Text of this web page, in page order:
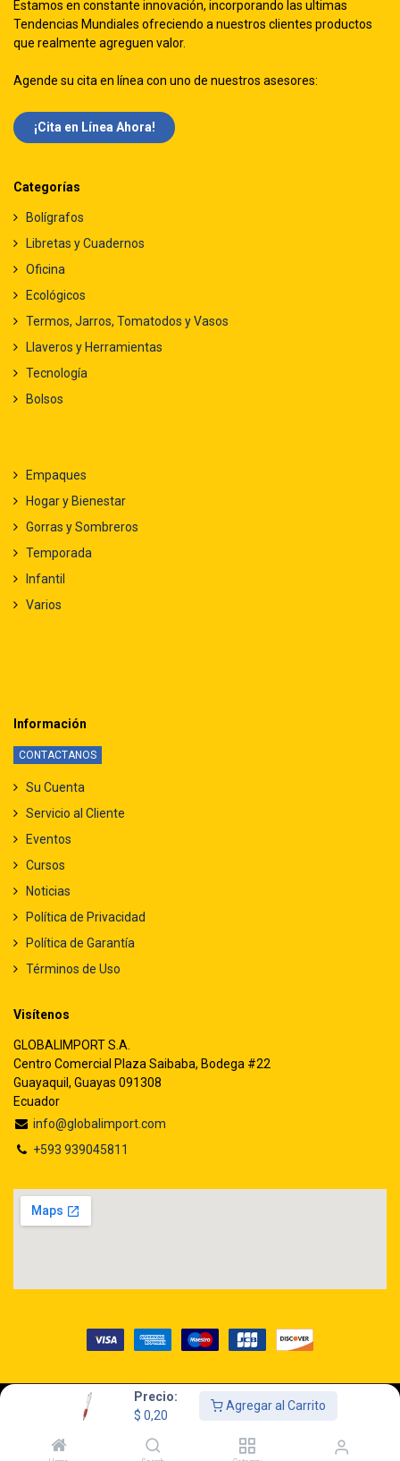
Precio:
$ 0,20
Agregar al Carrito
Estamos en constante innovación, incorporando las ultimas
Tendencias Mundiales ofreciendo a nuestros clientes productos
que realmente agreguen valor.
Agende su cita en línea con uno de nuestros asesores:
¡Cita en Línea Ah​​ora!
Categorías
Bolígrafos
Libretas y Cuadernos
Oficina
Ecológicos
Termos, Jarros, Tomatodos y Vasos
Llaveros y Herramientas
Tecnología
Bolsos
Empaques
Hogar y Bienestar
Gorras y Sombreros
Temporada
Infantil
Varios
Información
CONTACTANOS
Su Cuenta
Servicio al Cliente
Eventos
Cursos
Noticias
Política de Privacidad
Política de Garantía
Términos de Uso
Visítenos
GLOBALIMPORT S.A.
Centro Comercial Plaza Saibaba, Bodega #22
Guayaquil, Guayas 091308
Ecuador
info@globalimport.com
+593 939045811
Copyright © GLOBALIMPORT S.A.